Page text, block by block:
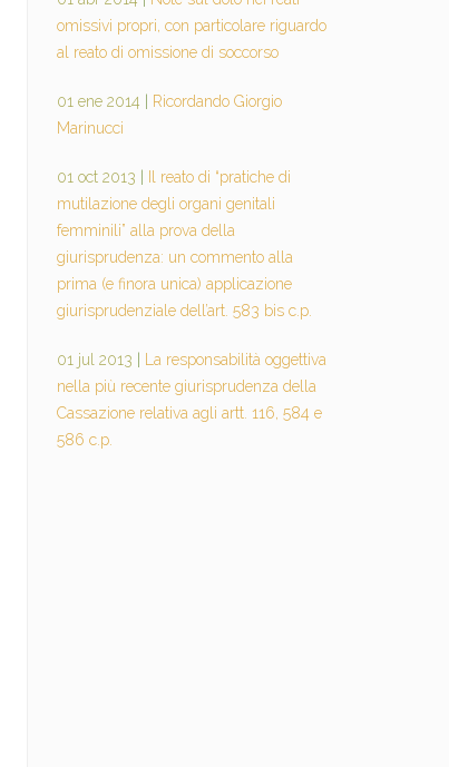
omissivi propri, con particolare riguardo
al reato di omissione di soccorso
01 ene 2014
Ricordando Giorgio
Marinucci
01 oct 2013
Il reato di “pratiche di
mutilazione degli organi genitali
femminili” alla prova della
giurisprudenza: un commento alla
prima (e finora unica) applicazione
giurisprudenziale dell’art. 583 bis c.p.
01 jul 2013
La responsabilità oggettiva
nella più recente giurisprudenza della
Cassazione relativa agli artt. 116, 584 e
586 c.p.